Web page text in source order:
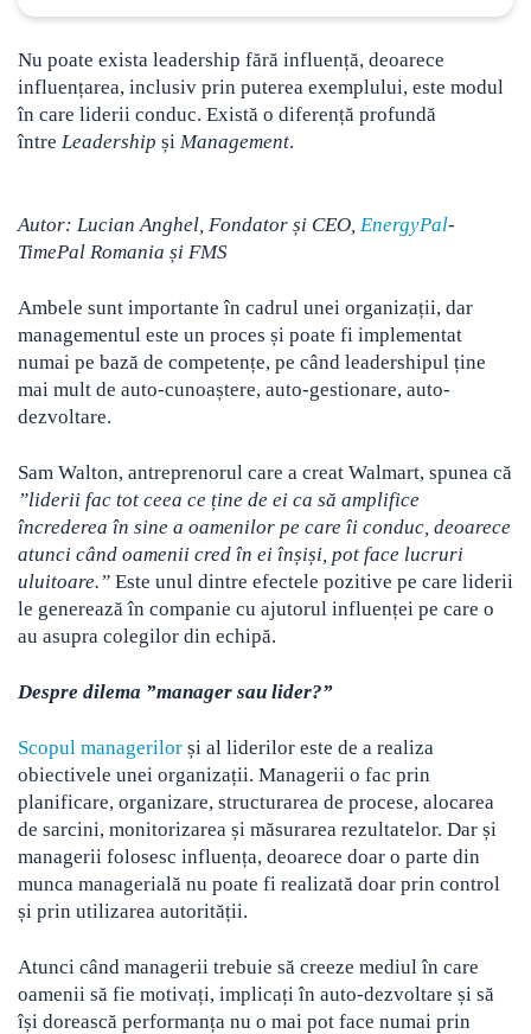
Nu poate exista leadership fără influență, deoarece
influențarea, inclusiv prin puterea exemplului, este modul
în care liderii conduc. Există o diferență profundă
între Leadership și Management.
Autor: Lucian Anghel, Fondator și CEO, EnergyPal-
TimePal Romania și FMS
Ambele sunt importante în cadrul unei organizații, dar
managementul este un proces și poate fi implementat
numai pe bază de competențe, pe când leadershipul ține
mai mult de auto-cunoaștere, auto-gestionare, auto-
dezvoltare.
Sam Walton, antreprenorul care a creat Walmart, spunea că
”liderii fac tot ceea ce ține de ei ca să amplifice
încrederea în sine a oamenilor pe care îi conduc, deoarece
atunci când oamenii cred în ei înșiși, pot face lucruri
uluitoare.” Este unul dintre efectele pozitive pe care liderii
le generează în companie cu ajutorul influenței pe care o
au asupra colegilor din echipă.
Despre dilema ”manager sau lider?”
Scopul managerilor și al liderilor este de a realiza
obiectivele unei organizații. Managerii o fac prin
planificare, organizare, structurarea de procese, alocarea
de sarcini, monitorizarea și măsurarea rezultatelor. Dar și
managerii folosesc influența, deoarece doar o parte din
munca managerială nu poate fi realizată doar prin control
și prin utilizarea autorității.
Atunci când managerii trebuie să creeze mediul în care
oamenii să fie motivați, implicați în auto-dezvoltare și să
își dorească performanța nu o mai pot face numai prin